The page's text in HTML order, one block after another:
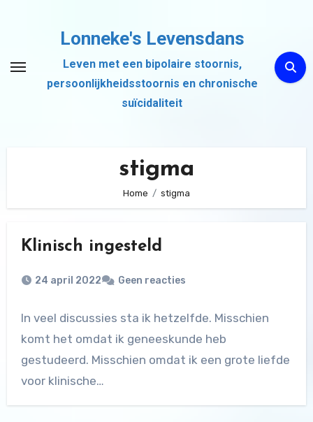
inhoud
Lonneke's Levensdans
Leven met een bipolaire stoornis,
persoonlijkheidsstoornis en chronische
suïcidaliteit
stigma
Home stigma
Klinisch ingesteld
24 april 2022 Geen reacties
In veel discussies sta ik hetzelfde. Misschien
komt het omdat ik geneeskunde heb
gestudeerd. Misschien omdat ik een grote liefde
voor klinische…